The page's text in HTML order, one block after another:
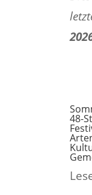
48-